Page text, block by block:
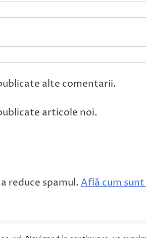
alte comentarii.
articole noi.
reduce spamul. Află cum